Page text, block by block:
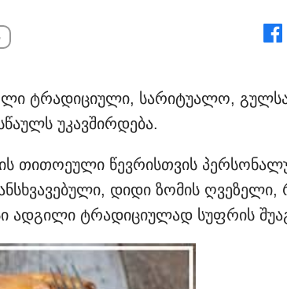
ტრადიციული, სარიტუალო,
უკავშირდება.
თითოეული წევრისთვის
დიდი ზომის
ადგილი ტრადიციულად სუფრის